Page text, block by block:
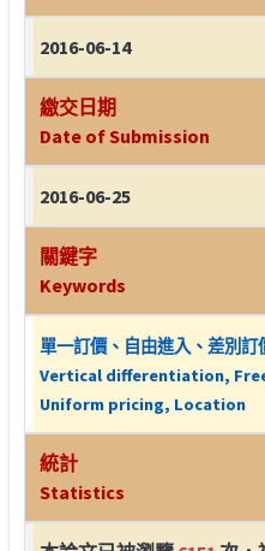
2016-06-14
繳交日期
Date of Submission
2016-06-25
關鍵字
Keywords
單一訂價、自由進入、差別
Vertical differentiation,
Uniform pricing, Location
統計
Statistics